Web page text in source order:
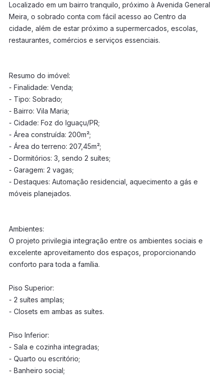
Localizado em um bairro tranquilo, próximo à Avenida General
Meira, o sobrado conta com fácil acesso ao Centro da
cidade, além de estar próximo a supermercados, escolas,
restaurantes, comércios e serviços essenciais.
Resumo do imóvel:
- Finalidade: Venda;
- Tipo: Sobrado;
- Bairro: Vila Maria;
- Cidade: Foz do Iguaçu/PR;
- Área construída: 200m²;
- Área do terreno: 207,45m²;
- Dormitórios: 3, sendo 2 suítes;
- Garagem: 2 vagas;
- Destaques: Automação residencial, aquecimento a gás e
móveis planejados.
Ambientes:
O projeto privilegia integração entre os ambientes sociais e
excelente aproveitamento dos espaços, proporcionando
conforto para toda a família.
Piso Superior:
- 2 suítes amplas;
- Closets em ambas as suítes.
Piso Inferior:
- Sala e cozinha integradas;
- Quarto ou escritório;
- Banheiro social;